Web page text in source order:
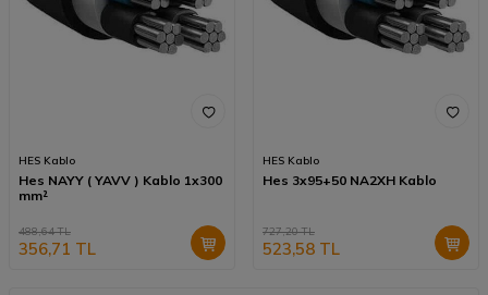
HES Kablo
Hes NAYY ( YAVV ) Kablo 1x300
mm²
488,64TL
356,71 TL
HES Kablo
Hes 3x95+50 NA2XH Kablo
727,20TL
523,58 TL